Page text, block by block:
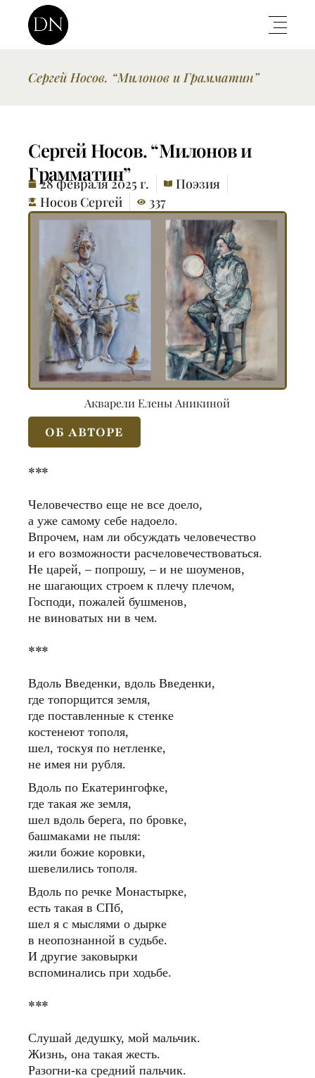
Сергей Носов. “Милонов и Грамматин”
Сергей Носов. “Милонов и
Грамматин”
28 февраля 2025 г.
Поэзия
Носов Сергей
337
Акварели Елены Аникиной
ОБ АВТОРЕ
***
Человечество еще не все доело,
а уже самому себе надоело.
Впрочем, нам ли обсуждать человечество
и его возможности расчеловечествоваться.
Не царей, – попрошу, – и не шоуменов,
не шагающих строем к плечу плечом,
Господи, пожалей бушменов,
не виноватых ни в чем.
***
Вдоль Введенки, вдоль Введенки,
где топорщится земля,
где поставленные к стенке
костенеют тополя,
шел, тоскуя по нетленке,
не имея ни рубля.
Вдоль по Екатерингофке,
где такая же земля,
шел вдоль берега, по бровке,
башмаками не пыля:
жили божие коровки,
шевелились тополя.
Вдоль по речке Монастырке,
есть такая в СПб,
шел я с мыслями о дырке
в неопознанной в судьбе.
И другие заковырки
вспоминались при ходьбе.
***
Слушай дедушку, мой мальчик.
Жизнь, она такая жесть.
Разогни-ка средний пальчик.